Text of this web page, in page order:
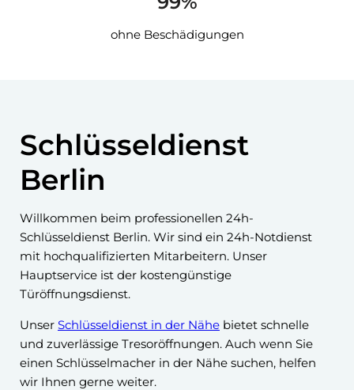
ohne Beschädigungen
Schlüsseldienst
Berlin
Willkommen beim professionellen 24h-
Schlüsseldienst Berlin. Wir sind ein 24h-Notdienst
mit hochqualifizierten Mitarbeitern. Unser
Hauptservice ist der kostengünstige
Türöffnungsdienst.
Unser Schlüsseldienst in der Nähe bietet schnelle
und zuverlässige Tresoröffnungen. Auch wenn Sie
einen Schlüsselmacher in der Nähe suchen, helfen
wir Ihnen gerne weiter.